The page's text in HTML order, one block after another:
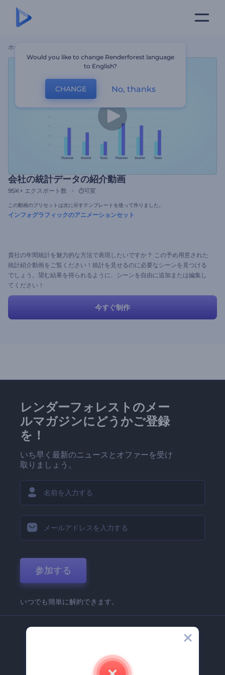
ホーム
会社の統計データの紹介動画
95K+ エクスポート数 可変
この動画のプリセットは次に示すテンプレートを使って作りました。
インフォグラフィックのアニメーションセット
貴社の年間統計を魅力的な方法で表現したいですか？ この予め用意された
統計紹介動画をご覧ください！統計を見せるのに必要なシーンを見つける
でしょう。望む結果を得られるように、シーンを自由に追加または編集し
てください！
今すぐ制作
レンダーフォレストのメー
ルマガジンにどうかご登録
を！
いち早く最新のニュースとオファーを受け
取りましょう。
参加する
いつでも簡単に解約できます。
Renderforest 企業情報
お問い合わせ
Would you like to change Renderforest language
to English?
CHANGE No, thanks